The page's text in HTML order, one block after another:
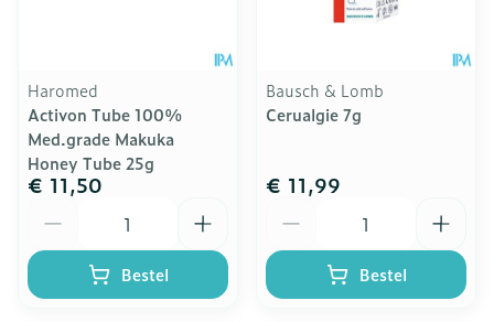
Haromed
Activon Tube 100%
Med.grade Makuka
Honey Tube 25g
€ 11,50
Bestel
Bausch & Lomb
Cerualgie 7g
€ 11,99
Bestel